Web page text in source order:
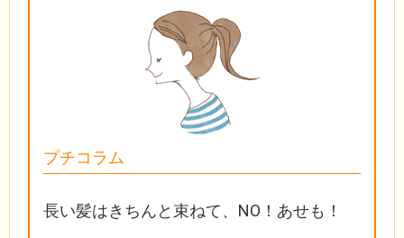
プチコラム
長い髪はきちんと束ねて、NO！あせも！